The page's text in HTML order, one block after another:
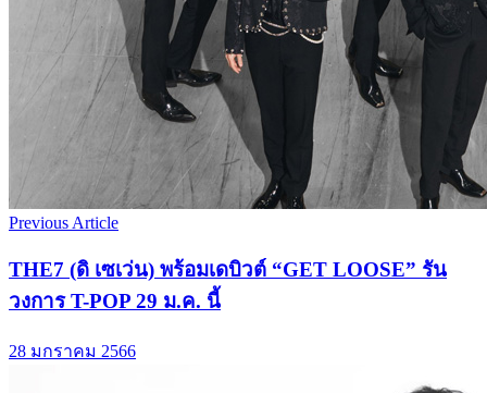
Previous Article
THE7 (ดิ เซเว่น) พร้อมเดบิวต์ “GET LOOSE” รัน
วงการ T-POP 29 ม.ค. นี้
28 มกราคม 2566